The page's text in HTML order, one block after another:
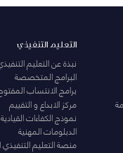
التعليم التنفيذي
نبذة عن التعليم
البرامج المتخصصة
برامج الانتساب
مركز الابداع و التقييم
نموذج الكفاءات القيادية
الدبلومات المهنية
منصة التعليم التنفيذي